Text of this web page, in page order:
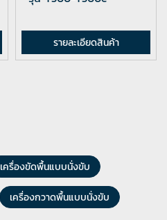
รายละเอียดสินค้า
เครื่องขัดพื้นแบบนั่งขับ
เครื่องกวาดพื้นแบบนั่งขับ